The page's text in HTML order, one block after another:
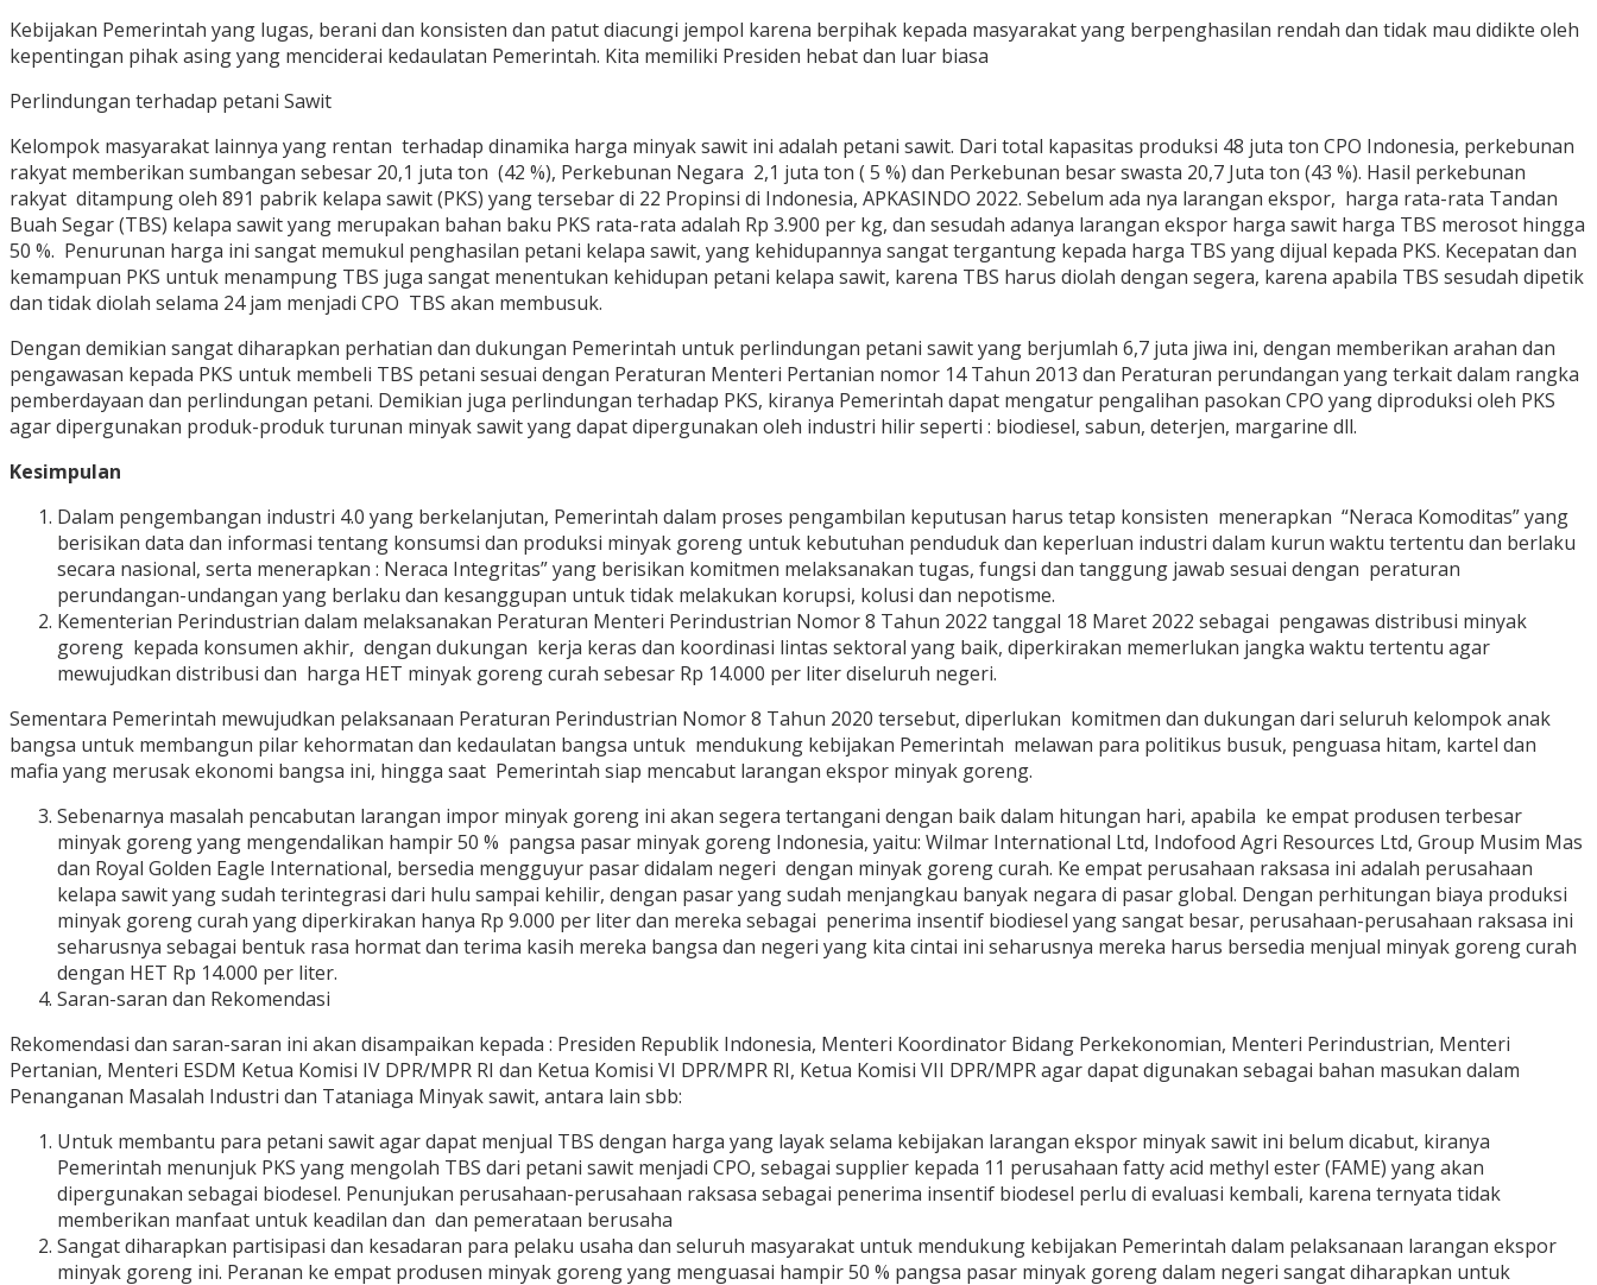
Kebijakan Pemerintah yang lugas, berani dan konsisten dan patut diacungi jempol karena berpihak kepada masyarakat yang berpenghasilan rendah dan tidak mau didikte oleh
kepentingan pihak asing yang menciderai kedaulatan Pemerintah. Kita memiliki Presiden hebat dan luar biasa
Perlindungan terhadap petani Sawit
Kelompok masyarakat lainnya yang rentan terhadap dinamika harga minyak sawit ini adalah petani sawit. Dari total kapasitas produksi 48 juta ton CPO Indonesia, perkebunan
rakyat memberikan sumbangan sebesar 20,1 juta ton (42 %), Perkebunan Negara 2,1 juta ton ( 5 %) dan Perkebunan besar swasta 20,7 Juta ton (43 %). Hasil perkebunan
rakyat ditampung oleh 891 pabrik kelapa sawit (PKS) yang tersebar di 22 Propinsi di Indonesia, APKASINDO 2022. Sebelum ada nya larangan ekspor, harga rata-rata Tandan
Buah Segar (TBS) kelapa sawit yang merupakan bahan baku PKS rata-rata adalah Rp 3.900 per kg, dan sesudah adanya larangan ekspor harga sawit harga TBS merosot hingga
50 %. Penurunan harga ini sangat memukul penghasilan petani kelapa sawit, yang kehidupannya sangat tergantung kepada harga TBS yang dijual kepada PKS. Kecepatan dan
kemampuan PKS untuk menampung TBS juga sangat menentukan kehidupan petani kelapa sawit, karena TBS harus diolah dengan segera, karena apabila TBS sesudah dipetik
dan tidak diolah selama 24 jam menjadi CPO TBS akan membusuk.
Dengan demikian sangat diharapkan perhatian dan dukungan Pemerintah untuk perlindungan petani sawit yang berjumlah 6,7 juta jiwa ini, dengan memberikan arahan dan
pengawasan kepada PKS untuk membeli TBS petani sesuai dengan Peraturan Menteri Pertanian nomor 14 Tahun 2013 dan Peraturan perundangan yang terkait dalam rangka
pemberdayaan dan perlindungan petani. Demikian juga perlindungan terhadap PKS, kiranya Pemerintah dapat mengatur pengalihan pasokan CPO yang diproduksi oleh PKS
agar dipergunakan produk-produk turunan minyak sawit yang dapat dipergunakan oleh industri hilir seperti : biodiesel, sabun, deterjen, margarine dll.
Kesimpulan
Dalam pengembangan industri 4.0 yang berkelanjutan, Pemerintah dalam proses pengambilan keputusan harus tetap konsisten menerapkan “Neraca Komoditas” yang
berisikan data dan informasi tentang konsumsi dan produksi minyak goreng untuk kebutuhan penduduk dan keperluan industri dalam kurun waktu tertentu dan berlaku
secara nasional, serta menerapkan : Neraca Integritas” yang berisikan komitmen melaksanakan tugas, fungsi dan tanggung jawab sesuai dengan peraturan
perundangan-undangan yang berlaku dan kesanggupan untuk tidak melakukan korupsi, kolusi dan nepotisme.
Kementerian Perindustrian dalam melaksanakan Peraturan Menteri Perindustrian Nomor 8 Tahun 2022 tanggal 18 Maret 2022 sebagai pengawas distribusi minyak
goreng kepada konsumen akhir, dengan dukungan kerja keras dan koordinasi lintas sektoral yang baik, diperkirakan memerlukan jangka waktu tertentu agar
mewujudkan distribusi dan harga HET minyak goreng curah sebesar Rp 14.000 per liter diseluruh negeri.
Sementara Pemerintah mewujudkan pelaksanaan Peraturan Perindustrian Nomor 8 Tahun 2020 tersebut, diperlukan komitmen dan dukungan dari seluruh kelompok anak
bangsa untuk membangun pilar kehormatan dan kedaulatan bangsa untuk mendukung kebijakan Pemerintah melawan para politikus busuk, penguasa hitam, kartel dan
mafia yang merusak ekonomi bangsa ini, hingga saat Pemerintah siap mencabut larangan ekspor minyak goreng.
Sebenarnya masalah pencabutan larangan impor minyak goreng ini akan segera tertangani dengan baik dalam hitungan hari, apabila ke empat produsen terbesar
minyak goreng yang mengendalikan hampir 50 % pangsa pasar minyak goreng Indonesia, yaitu: Wilmar International Ltd, Indofood Agri Resources Ltd, Group Musim Mas
dan Royal Golden Eagle International, bersedia mengguyur pasar didalam negeri dengan minyak goreng curah. Ke empat perusahaan raksasa ini adalah perusahaan
kelapa sawit yang sudah terintegrasi dari hulu sampai kehilir, dengan pasar yang sudah menjangkau banyak negara di pasar global. Dengan perhitungan biaya produksi
minyak goreng curah yang diperkirakan hanya Rp 9.000 per liter dan mereka sebagai penerima insentif biodiesel yang sangat besar, perusahaan-perusahaan raksasa ini
seharusnya sebagai bentuk rasa hormat dan terima kasih mereka bangsa dan negeri yang kita cintai ini seharusnya mereka harus bersedia menjual minyak goreng curah
dengan HET Rp 14.000 per liter.
Saran-saran dan Rekomendasi
Rekomendasi dan saran-saran ini akan disampaikan kepada : Presiden Republik Indonesia, Menteri Koordinator Bidang Perkekonomian, Menteri Perindustrian, Menteri
Pertanian, Menteri ESDM Ketua Komisi IV DPR/MPR RI dan Ketua Komisi VI DPR/MPR RI, Ketua Komisi VII DPR/MPR agar dapat digunakan sebagai bahan masukan dalam
Penanganan Masalah Industri dan Tataniaga Minyak sawit, antara lain sbb:
Untuk membantu para petani sawit agar dapat menjual TBS dengan harga yang layak selama kebijakan larangan ekspor minyak sawit ini belum dicabut, kiranya
Pemerintah menunjuk PKS yang mengolah TBS dari petani sawit menjadi CPO, sebagai supplier kepada 11 perusahaan fatty acid methyl ester (FAME) yang akan
dipergunakan sebagai biodesel. Penunjukan perusahaan-perusahaan raksasa sebagai penerima insentif biodesel perlu di evaluasi kembali, karena ternyata tidak
memberikan manfaat untuk keadilan dan dan pemerataan berusaha
Sangat diharapkan partisipasi dan kesadaran para pelaku usaha dan seluruh masyarakat untuk mendukung kebijakan Pemerintah dalam pelaksanaan larangan ekspor
minyak goreng ini. Peranan ke empat produsen minyak goreng yang menguasai hampir 50 % pangsa pasar minyak goreng dalam negeri sangat diharapkan untuk